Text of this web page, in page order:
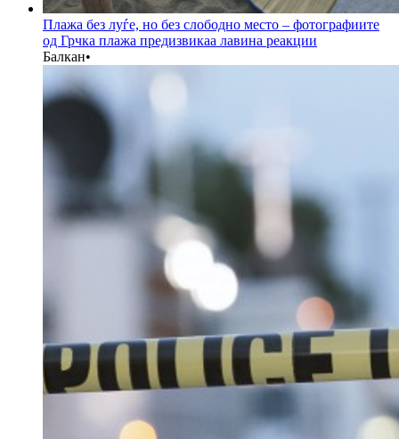
Плажа без луѓе, но без слободно место – фотографиите
од Грчка плажа предизвикаа лавина реакции
Балкан•